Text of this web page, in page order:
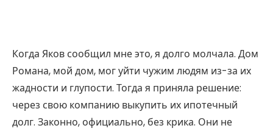
Когда Яков сообщил мне это, я долго молчала. Дом
Романа, мой дом, мог уйти чужим людям из-за их
жадности и глупости. Тогда я приняла решение:
через свою компанию выкупить их ипотечный
долг. Законно, официально, без крика. Они не